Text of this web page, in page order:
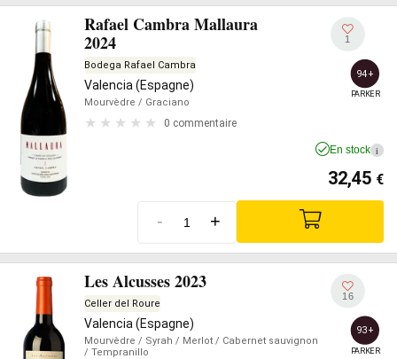
Rafael Cambra Mallaura
2024
Bodega Rafael Cambra
Valencia (Espagne)
Mourvèdre / Graciano
0 commentaire
1
94+
PARKER
En stock i
32,45 €
- +
Les Alcusses 2023
Celler del Roure
Valencia (Espagne)
Mourvèdre / Syrah / Merlot / Cabernet sauvignon
/ Tempranillo
16
93+
PARKER